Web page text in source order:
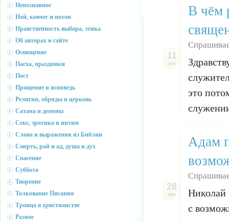
Непознанное
Ной, ковчег и потоп
Нравственность выбора, этика
Об авторах и сайте
Освящение
Пасха, праздники
Пост
Прощение и исповедь
Религия, обряды и церковь
Сатана и демоны
Секс, эротика и интим
Слова и выражения из Библии
Смерть, рай и ад, душа и дух
Спасение
Суббота
Творение
Толкование Писания
Троица в христианстве
Разное
11
ноя
В чём
это
28
янв
Адам
Николай
с